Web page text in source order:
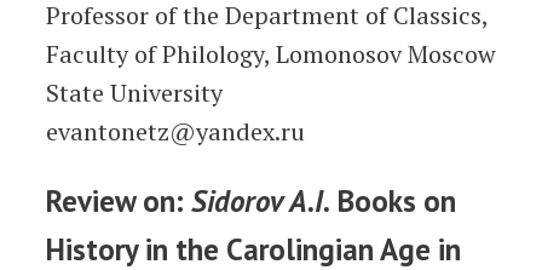
Professor of the Department of Classics,
Faculty of Philology, Lomonosov Moscow
State University
evantonetz@yandex.ru
Review on: Sidorov A.I. Books on
History in the Carolingian Age in